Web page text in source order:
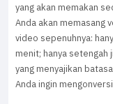
yang akan memakan
Anda akan memasang
video sepenuhnya:
menit; hanya setengah
yang menyajikan
Anda ingin